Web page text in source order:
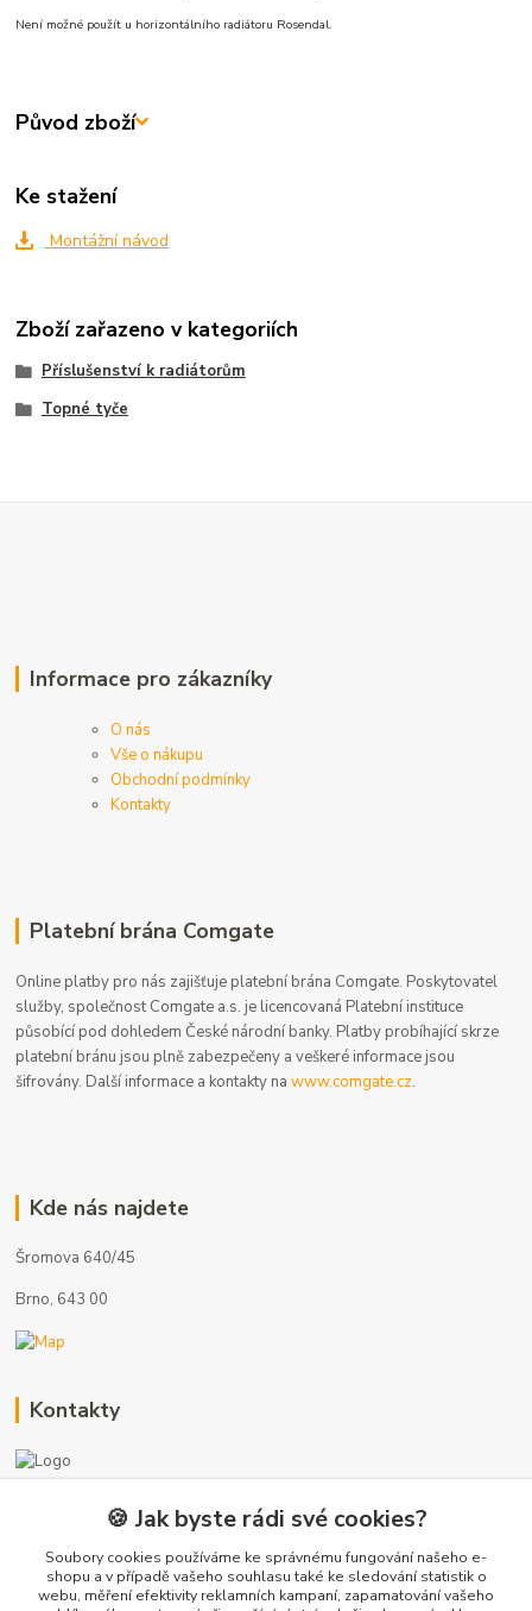
Není možné použít u horizontálního radiátoru Rosendal.
Původ zboží
Ke stažení
Montážní návod
Zboží zařazeno v kategoriích
Příslušenství k radiátorům
Topné tyče
Informace pro zákazníky
O nás
Vše o nákupu
Obchodní podmínky
Kontakty
Platební brána Comgate
Online platby pro nás zajišťuje platební brána Comgate. Poskytovatel
služby, společnost Comgate a.s. je licencovaná Platební instituce
působící pod dohledem České národní banky. Platby probíhající skrze
platební bránu jsou plně zabezpečeny a veškeré informace jsou
šifrovány. Další informace a kontakty nawww.comgate.cz.
Kde nás najdete
Šromova 640/45
Brno, 643 00
Kontakty
+420 775 872 753
info@radiatory-skladem.cz
🍪 Jak byste rádi své cookies?
Soubory cookies používáme ke správnému fungování našeho e-
shopu a v případě vašeho souhlasu také ke sledování statistik o
webu, měření efektivity reklamních kampaní, zapamatování vašeho